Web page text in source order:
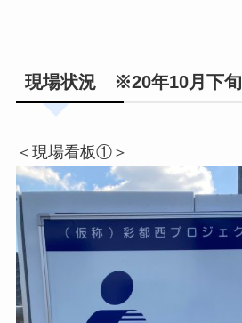
現場状況 ※20年10月下旬
＜現場看板①＞